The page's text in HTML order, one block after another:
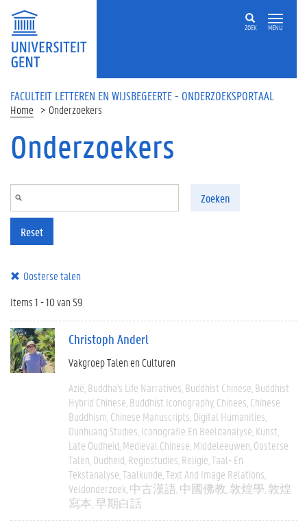
Overslaan en naar de inhoud gaan
ZOEK MENU
FACULTEIT LETTEREN EN WIJSBEGEERTE - ONDERZOEKSPORTAAL
Home Onderzoekers
Onderzoekers
Zoeken
Reset
Oosterse talen
Items 1 - 10 van 59
Christoph Anderl
Vakgroep Talen en Culturen
Azië Buddha's Life Narratives Buddhist Chinese Buddhist
Hybrid Chinese Buddhist Iconography Chinees Chinese
Buddhism Chinese Manuscripts Digital Humanities
Dunhuang Studies Iconografie En Beeldanalyse Kunst
Late Oudheid Medieval Chinese Middeleeuwen Oosterse
Talen Oudheid Regiostudies Religie Taal- En
Tekstanalyse Taalkunde Text And Image Relations
Veldonderzoek 中古漢語 中國佛教 敦煌學 敦煌
寫本 早期白話